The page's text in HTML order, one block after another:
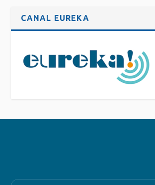
CANAL EUREKA